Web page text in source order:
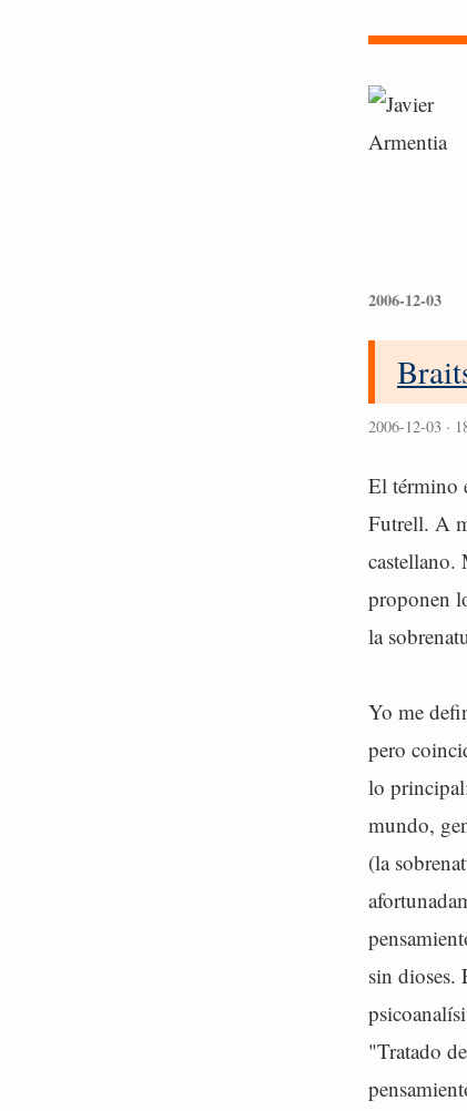
2006-12-03
2006-12-03 ·
El término
Futrell. A
castellano.
proponen
la
Yo me
pero
lo
mundo,
(la
sin dioses.
"Tratado